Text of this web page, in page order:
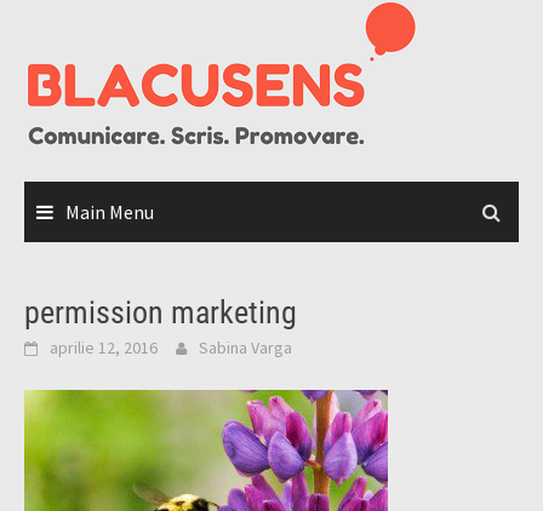
content
Main Menu
permission marketing
aprilie 12, 2016 Sabina Varga